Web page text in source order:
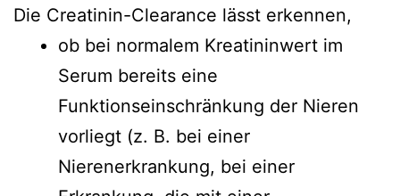
Die Creatinin-Clearance lässt erkennen,
ob bei normalem Kreatininwert im
Serum bereits eine
Funktionseinschränkung der Nieren
vorliegt (z. B. bei einer
Nierenerkrankung, bei einer